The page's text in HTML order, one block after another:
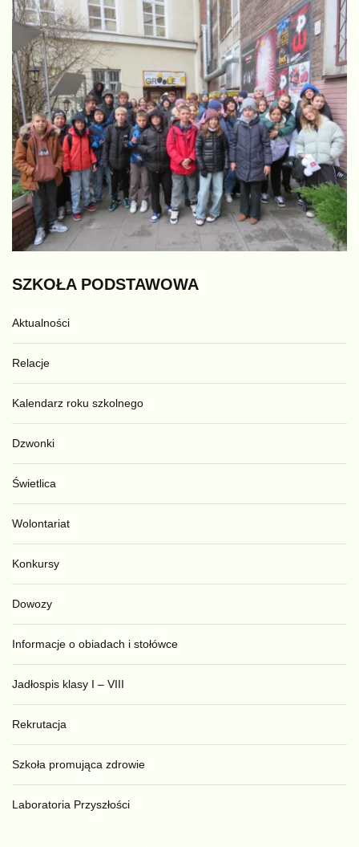
SZKOŁA PODSTAWOWA
Aktualności
Relacje
Kalendarz roku szkolnego
Dzwonki
Świetlica
Wolontariat
Konkursy
Dowozy
Informacje o obiadach i stołówce
Jadłospis klasy I – VIII
Rekrutacja
Szkoła promująca zdrowie
Laboratoria Przyszłości